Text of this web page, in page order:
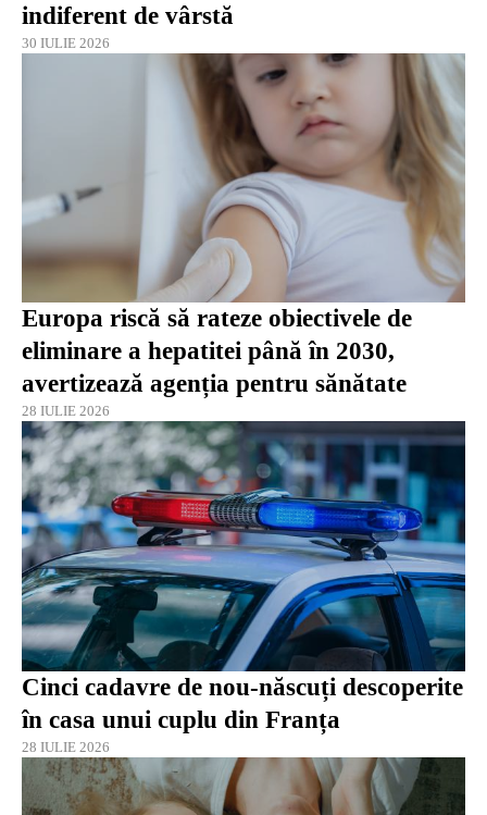
indiferent de vârstă
30 IULIE 2026
Europa riscă să rateze obiectivele de
eliminare a hepatitei până în 2030,
avertizează agenția pentru sănătate
28 IULIE 2026
Cinci cadavre de nou-născuți descoperite
în casa unui cuplu din Franța
28 IULIE 2026